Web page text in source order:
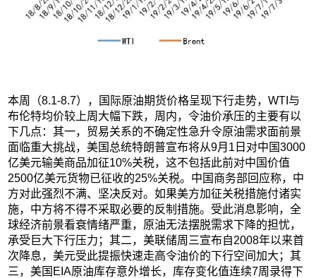
本周（8.1-8.7），国际原油期货价格呈现下行走势，WTI与
布伦特均价较上周大幅下跌，周内，令油价承压的主要有以
下几点：其一，贸易关系的不确定性急升令原油需求面前景
面临重大挑战，美国总统特朗普宣布将从9月1日对中国3000
亿美元输美商品加征10%关税，这不包括此前对中国价值
2500亿美元货物已征收的25%关税。中国商务部回应称，中
方对此强烈不满、坚决反对。如果美方加征关税措施付诸实
施，中方将不得不采取必要的反制措施。受此消息影响，全
球经济前景看衰情绪严重，原油无法摆脱需求下降的担忧，
承受巨大下行压力；其二，美联储周三宣布自2008年以来首
次降息，美元受此提振快速走高令油价的下行空间加大；其
三，美国EIA原油库存意外增长，库存变化值连续7周录得下